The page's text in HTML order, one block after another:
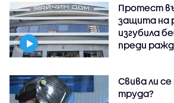
Протест
защита на
изгубила
преди
Свива ли
труда?